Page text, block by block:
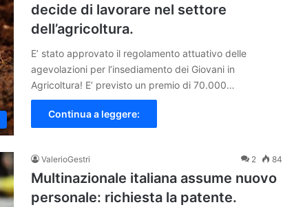
decide di lavorare nel settore
dell’agricoltura.
E’ stato approvato il regolamento attuativo delle
agevolazioni per l’insediamento dei Giovani in
Agricoltura! E’ previsto un premio di 70.000…
Continua a leggere:
ValerioGestri 2 84
Multinazionale italiana assume nuovo
personale: richiesta la patente.